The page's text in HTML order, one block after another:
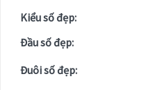
Kiểu số đẹp:
Đầu số đẹp:
Đuôi số đẹp: